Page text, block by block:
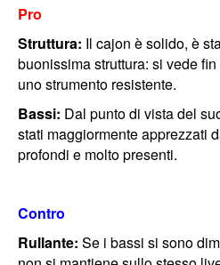
Pro
Struttura: Il cajon è solido, è
buonissima struttura: si vede
uno strumento resistente.
Bassi: Dal punto di vista del
stati maggiormente apprezzati
profondi e molto presenti.
Contro
Rullante: Se i bassi si sono